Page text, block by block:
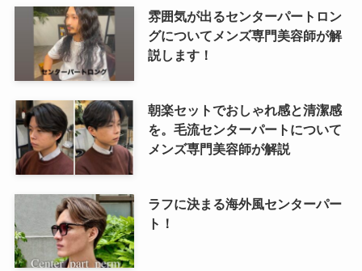
雰囲気が出るセンターパートロン
グについてメンズ専門美容師が解
説します！
朝楽セットでおしゃれ感と清潔感
を。毛流センターパートについて
メンズ専門美容師が解説
ラフに決まる海外風センターパー
ト！